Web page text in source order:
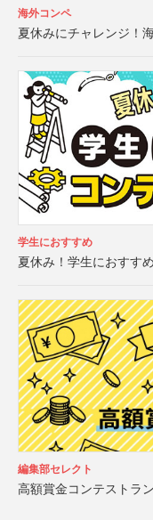
海外コンペ
夏休みにチャレンジ！
学生におすすめ
夏休み！学生におすす
編集部セレクト
高額賞金コンテストラ